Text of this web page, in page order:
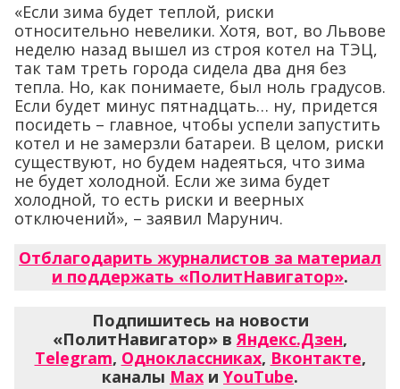
«Если зима будет теплой, риски
относительно невелики. Хотя, вот, во Львове
неделю назад вышел из строя котел на ТЭЦ,
так там треть города сидела два дня без
тепла. Но, как понимаете, был ноль градусов.
Если будет минус пятнадцать… ну, придется
посидеть – главное, чтобы успели запустить
котел и не замерзли батареи. В целом, риски
существуют, но будем надеяться, что зима
не будет холодной. Если же зима будет
холодной, то есть риски и веерных
отключений», – заявил Марунич.
Отблагодарить журналистов за материал
и поддержать «ПолитНавигатор».
Подпишитесь на новости
«ПолитНавигатор» вЯндекс.Дзен,
Telegram, Одноклассниках, Вконтакте,
каналы Max и YouTube.